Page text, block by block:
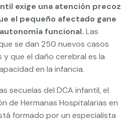
exige una atención precoz
el pequeño afectado gane
funcional. Las
se dan 250 nuevos casos
y que el daño cerebral es la
en la infancia.
secuelas del DCA infantil, el
de Hermanas Hospitalarias en
formado por un especialista